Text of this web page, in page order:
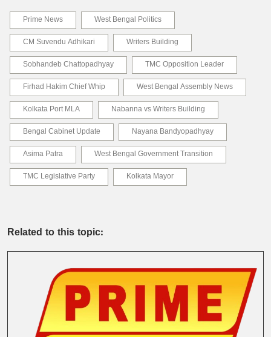
Prime News
West Bengal Politics
CM Suvendu Adhikari
Writers Building
Sobhandeb Chattopadhyay
TMC Opposition Leader
Firhad Hakim Chief Whip
West Bengal Assembly News
Kolkata Port MLA
Nabanna vs Writers Building
Bengal Cabinet Update
Nayana Bandyopadhyay
Asima Patra
West Bengal Government Transition
TMC Legislative Party
Kolkata Mayor
Related to this topic: